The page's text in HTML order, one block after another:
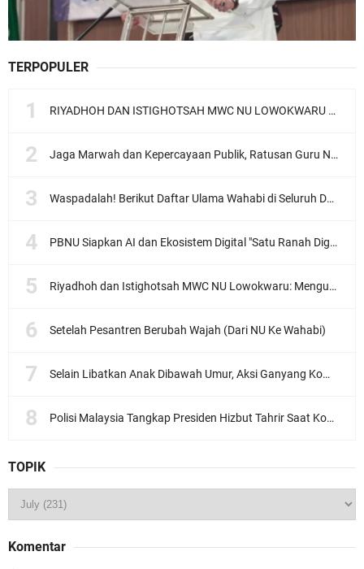
TERPOPULER
RIYADHOH DAN ISTIGHOTSAH MWC NU LOWOKWARU Menyambut Muktamar NU ke-35, Meneguhkan Sanad Laku Para Muassis
Jaga Marwah dan Kepercayaan Publik, Ratusan Guru Ngaji Kota Malang Serukan Deklarasi Ramah Anak
Waspadalah! Berikut Daftar Ulama Wahabi di Seluruh Dunia dan Karya-karyanya
PBNU Siapkan AI dan Ekosistem Digital "Satu Ranah Digital untuk Ulama", Siap Diluncurkan dalam Waktu Dekat!
Riyadhoh dan Istighotsah MWC NU Lowokwaru: Menguatkan Doa, Menjalin Ukhuwah Menyambut Muktamar NU ke-35
Setelah Pesantren Berubah Wajah (Dari NU Ke Wahabi)
Selain Libatkan Anak Dibawah Umur, Aksi Ganyang Komunis Jadi Sorotan Karena Ada Narasi Halal Sembelih Orang
Polisi Malaysia Tangkap Presiden Hizbut Tahrir Saat Konferensi Pers
TOPIK
Komentar